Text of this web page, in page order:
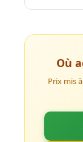
Où
Prix mis